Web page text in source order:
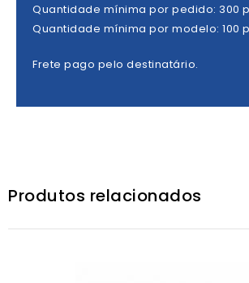
Quantidade mínima por pedido: 300
Quantidade mínima por modelo: 100
Frete pago pelo destinatário.
Produtos relacionados